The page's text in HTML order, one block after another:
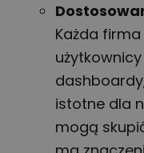
Każda
istotne dla
mogą